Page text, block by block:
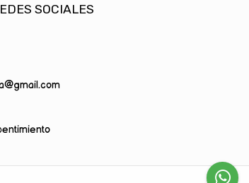
SOCIALES